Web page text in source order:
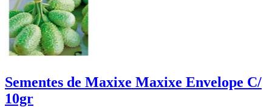
Sementes de Maxixe Maxixe Envelope C/
10gr